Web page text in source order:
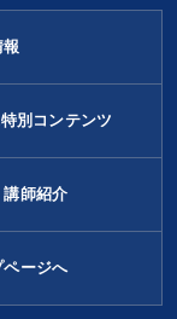
ロ経営者
SNS活用
報
別コンテンツ
講師紹介
ページへ